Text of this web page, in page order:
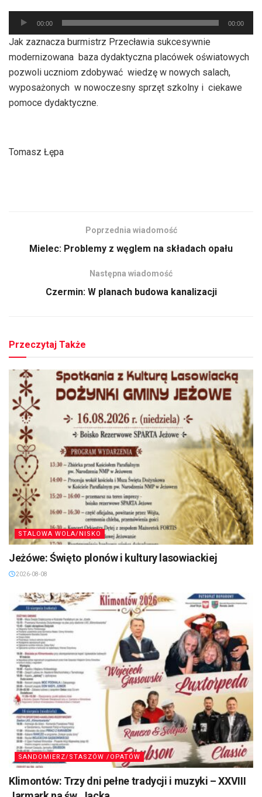
Odtwarzacz
plików
dźwiękowych
00:00 00:00
Jak zaznacza burmistrz Przecławia sukcesywnie
modernizowana baza dydaktyczna placówek oświatowych
pozwoli uczniom zdobywać wiedzę w nowych salach,
wyposażonych w nowoczesny sprzęt szkolny i ciekawe
pomoce dydaktyczne.
Tomasz Łępa
Poprzednia wiadomość
Mielec: Problemy z węglem na składach opału
Następna wiadomość
Czermin: W planach budowa kanalizacji
Przeczytaj Także
STALOWA WOLA/NISKO
Jeżówe: Święto plonów i kultury lasowiackiej
2026-08-08
SANDOMIERZ/STASZÓW /OPATÓW
Klimontów: Trzy dni pełne tradycji i muzyki – XXVIII